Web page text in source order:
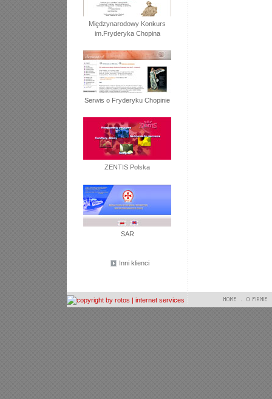
Międzynarodowy Konkurs
im.Fryderyka Chopina
Serwis o Fryderyku Chopinie
ZENTIS Polska
SAR
Inni klienci